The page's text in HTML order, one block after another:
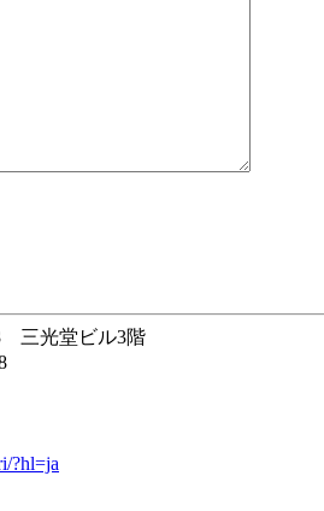
三光堂ビル3階
?hl=ja